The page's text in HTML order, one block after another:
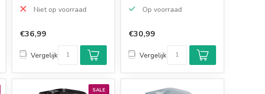
Niet op voorraad
€36,99
Vergelijk
Op voorraad
€30,99
Vergelijk
SALE